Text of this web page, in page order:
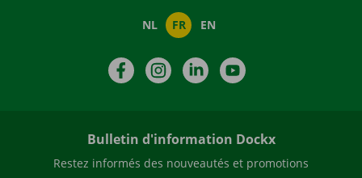
NL FR EN
FacebookInstagramLinkedIn
Bulletin d'information Dockx
Restez informés des nouveautés et promotions